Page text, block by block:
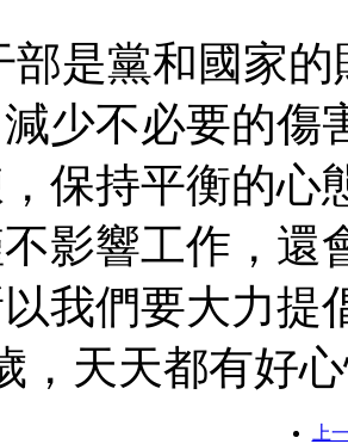
黨和國家的
少不必要的傷
保持平衡的心
影響工作，還
我們要大力提
，天天都有好
上